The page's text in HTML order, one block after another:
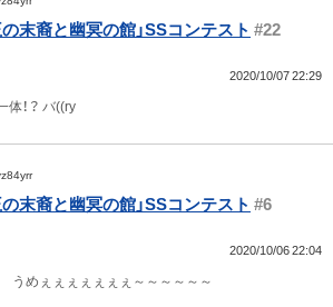
の末裔と幽冥の館」SSコンテスト #22
2020/10/07 22:29
！？ バ((ry
の末裔と幽冥の館」SSコンテスト #6
2020/10/06 22:04
うめぇぇぇぇぇぇぇ～～～～～～